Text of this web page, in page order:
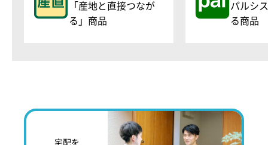
「産地と直接つなが
る」商品
パルシ
る商品
宅配を